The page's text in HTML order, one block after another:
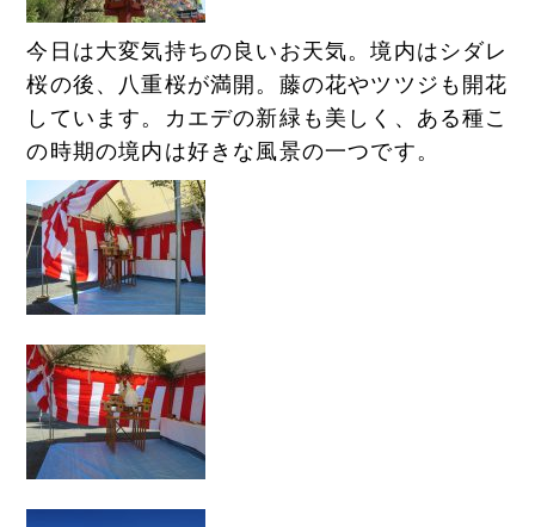
今日は大変気持ちの良いお天気。境内はシダレ
桜の後、八重桜が満開。藤の花やツツジも開花
しています。カエデの新緑も美しく、ある種こ
の時期の境内は好きな風景の一つです。